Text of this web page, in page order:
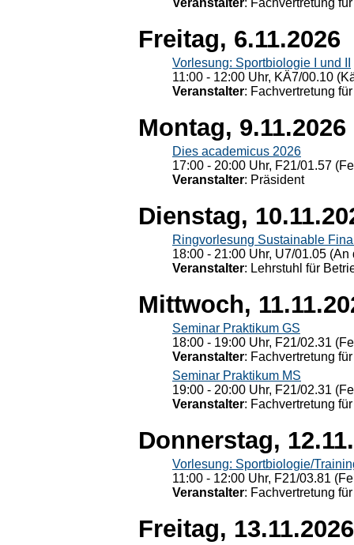
Veranstalter: Fachvertretung
Freitag, 6.11.2026
Vorlesung: Sportbiologie I und II
11:00 - 12:00 Uhr, KÄ7/00.10
Veranstalter: Fachvertretung
Montag, 9.11.2026
Dies academicus 2026
17:00 - 20:00 Uhr, F21/01.57
Veranstalter: Präsident
Dienstag,
Ringvorlesung Sustainable
18:00 - 21:00 Uhr, U7/01.05
Veranstalter: Lehrstuhl für
Mittwoch,
Seminar Praktikum GS
18:00 - 19:00 Uhr, F21/02.31
Veranstalter: Fachvertretung
Seminar Praktikum MS
19:00 - 20:00 Uhr, F21/02.31
Veranstalter: Fachvertretung
Donnerstag,
Vorlesung: Sportbiologie/
11:00 - 12:00 Uhr, F21/03.81
Veranstalter: Fachvertretung
Freitag, 13.11.2026